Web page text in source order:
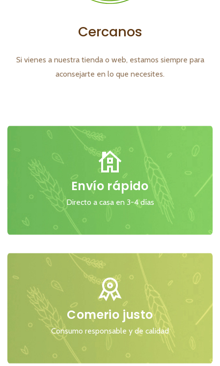
Cercanos
Si vienes a nuestra tienda o web, estamos siempre para
aconsejarte en lo que necesites.
Envío rápido
Directo a casa en 3-4 días
Comerio justo
Consumo responsable y de calidad